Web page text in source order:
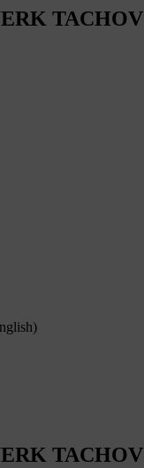
TACHOV
TACHOV​